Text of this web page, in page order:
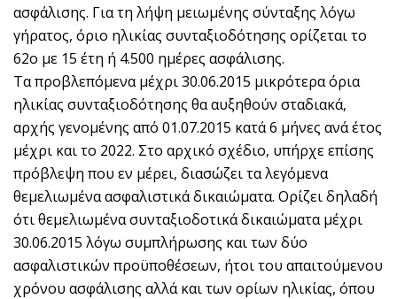
ασφάλισης. Για τη λήψη μειωμένης σύνταξης λόγω
γήρατος, όριο ηλικίας συνταξιοδότησης ορίζεται το
62ο με 15 έτη ή 4.500 ημέρες ασφάλισης.
Τα προβλεπόμενα μέχρι 30.06.2015 μικρότερα όρια
ηλικίας συνταξιοδότησης θα αυξηθούν σταδιακά,
αρχής γενομένης από 01.07.2015 κατά 6 μήνες ανά έτος
μέχρι και το 2022. Στο αρχικό σχέδιο, υπήρχε επίσης
πρόβλεψη που εν μέρει, διασώζει τα λεγόμενα
θεμελιωμένα ασφαλιστικά δικαιώματα. Ορίζει δηλαδή
ότι θεμελιωμένα συνταξιοδοτικά δικαιώματα μέχρι
30.06.2015 λόγω συμπλήρωσης και των δύο
ασφαλιστικών προϋποθέσεων, ήτοι του απαιτούμενου
χρόνου ασφάλισης αλλά και των ορίων ηλικίας, όπου